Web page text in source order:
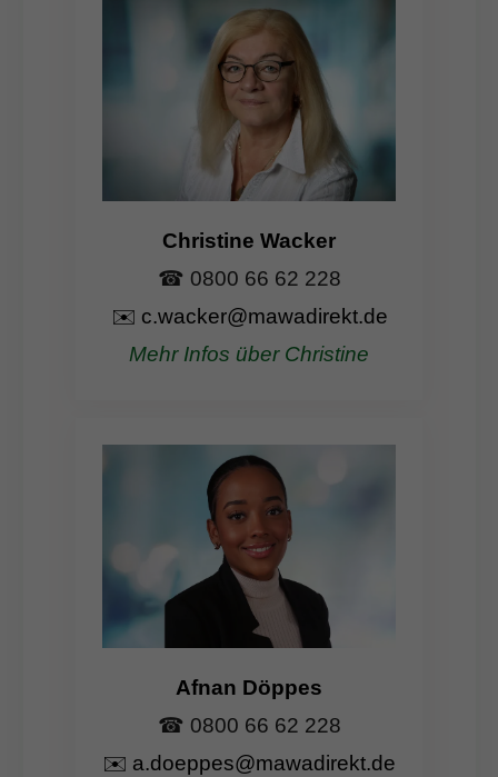
Christine Wacker
☎ 0800 66 62 228
✉️ c.wacker@mawadirekt.de
Mehr Infos über Christine
Afnan Döppes
☎ 0800 66 62 228
✉️ a.doeppes@mawadirekt.de